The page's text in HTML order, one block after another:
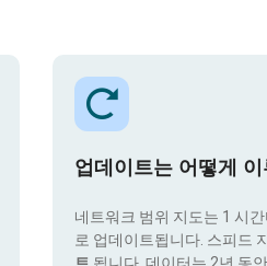
업데이트는 어떻게
네트워크 범위 지도는 1 시
로 업데이트됩니다. 스피드